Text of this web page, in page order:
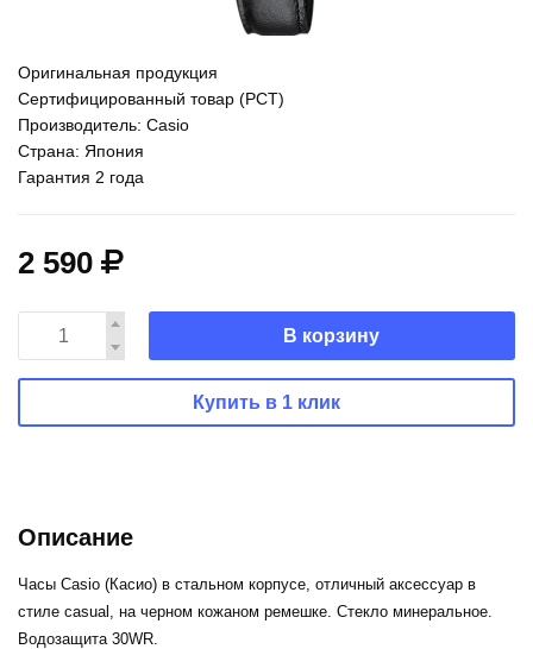
Оригинальная продукция
Сертифицированный товар (РСТ)
Производитель: Casio
Страна: Япония
Гарантия 2 года
2 590
В корзину
Купить в 1 клик
Описание
Часы Casio (Касио) в стальном корпусе, отличный аксессуар в
стиле casual, на черном кожаном ремешке. Стекло минеральное.
Водозащита 30WR.